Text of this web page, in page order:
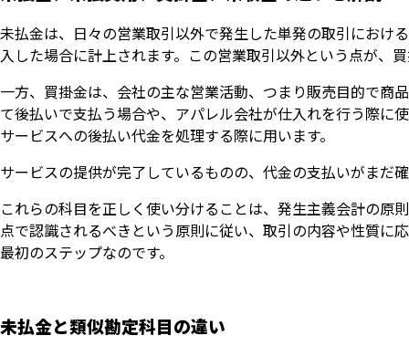
未払金は、日々の営業取引以外で発生した単発の取引におけ
入した場合に計上されます。この営業取引以外という点が、
一方、買掛金は、会社の主な営業活動、つまり販売目的で商
て後払いで支払う場合や、アパレル会社が仕入れを行う際に
サービスへの後払い代金を処理する際に用います。
サービスの提供が完了しているものの、代金の支払いがまだ
これらの科目を正しく使い分けることは、発生主義会計の原
点で認識されるべきという原則に従い、取引の内容や性質に
最初のステップなのです。
未払金と類似勘定科目の違い